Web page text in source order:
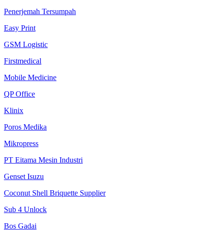
Penerjemah Tersumpah
Easy Print
GSM Logistic
Firstmedical
Mobile Medicine
QP Office
Klinix
Poros Medika
Mikropress
PT Eitama Mesin Industri
Genset Isuzu
Coconut Shell Briquette Supplier
Sub 4 Unlock
Bos Gadai